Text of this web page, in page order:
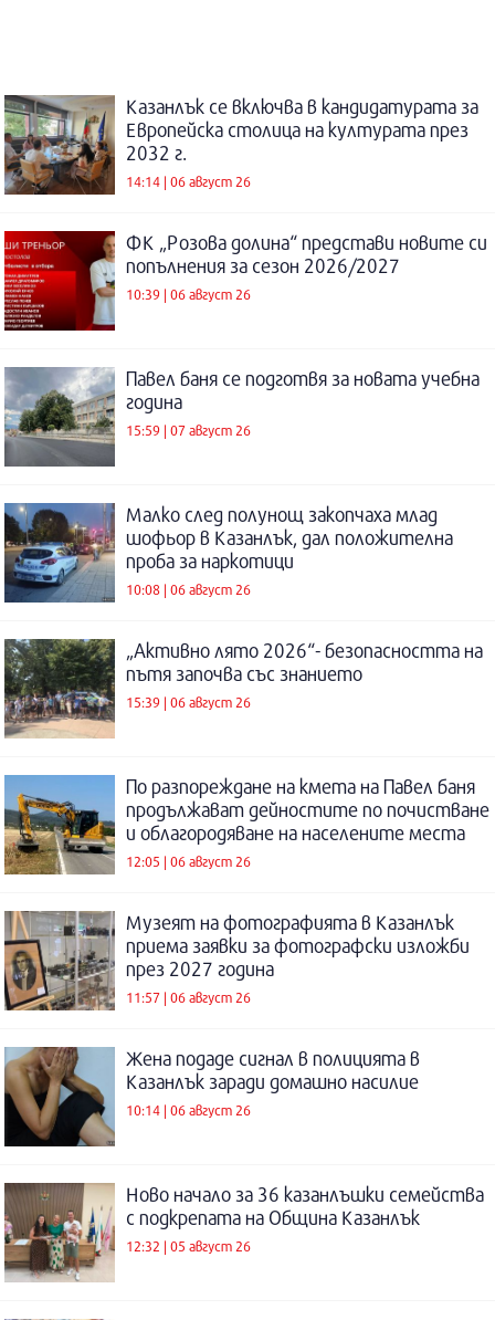
Казанлък се включва в кандидатурата за
Европейска столица на културата през
2032 г.
14:14 | 06 август 26
ФК „Розова долина“ представи новите си
попълнения за сезон 2026/2027
10:39 | 06 август 26
Павел баня се подготвя за новата учебна
година
15:59 | 07 август 26
Малко след полунощ закопчаха млад
шофьор в Казанлък, дал положителна
проба за наркотици
10:08 | 06 август 26
„Активно лято 2026“- безопасността на
пътя започва със знанието
15:39 | 06 август 26
По разпореждане на кмета на Павел баня
продължават дейностите по почистване
и облагородяване на населените места
12:05 | 06 август 26
Музеят на фотографията в Казанлък
приема заявки за фотографски изложби
през 2027 година
11:57 | 06 август 26
Жена подаде сигнал в полицията в
Казанлък заради домашно насилие
10:14 | 06 август 26
Ново начало за 36 казанлъшки семейства
с подкрепата на Община Казанлък
12:32 | 05 август 26